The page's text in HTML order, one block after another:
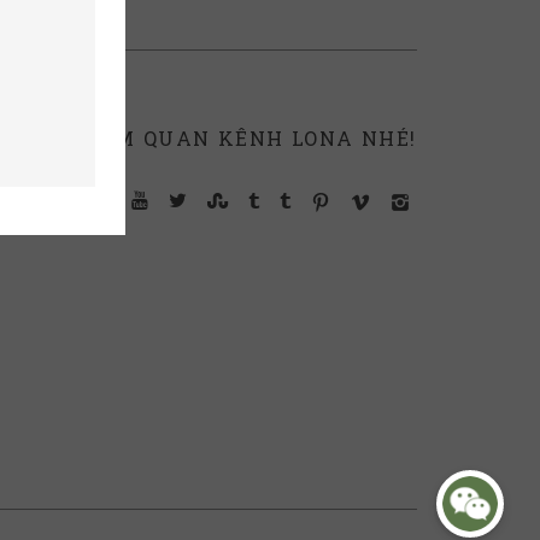
THAM QUAN KÊNH LONA NHÉ!